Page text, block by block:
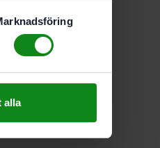
alla